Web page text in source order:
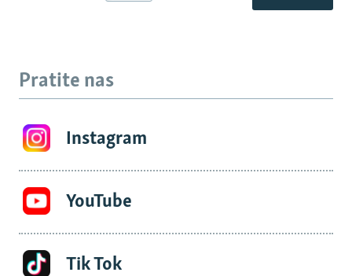
Pratite nas
Instagram
YouTube
Tik Tok